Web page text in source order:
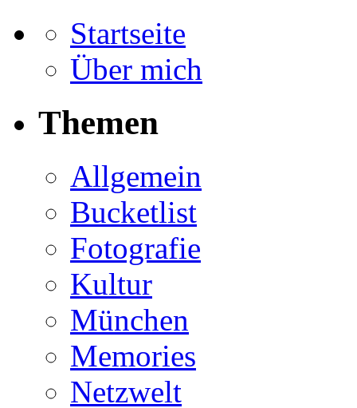
Startseite
Über mich
Themen
Allgemein
Bucketlist
Fotografie
Kultur
München
Memories
Netzwelt